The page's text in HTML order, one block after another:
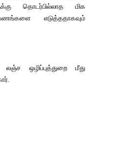
தொடர்பில்லாத மிக
எடுத்ததாகவும்
லஞ்ச ஒழிப்புத்துறை மீது